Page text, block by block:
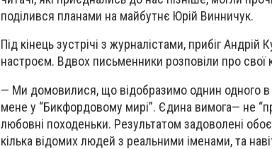
поділився планами на майбутнє Юрій Винничук.
Під кінець зустрічі з журналістами, прибіг
настроєм. Вдвох письменники розповіли про
— Ми домовилися, що відобразимо однин одного в
мене у “Бикфордовому мирі”. Єдина вимога— не
любовні походеньки. Результатом задоволені
кілька відомих людей з реальними іменами, та